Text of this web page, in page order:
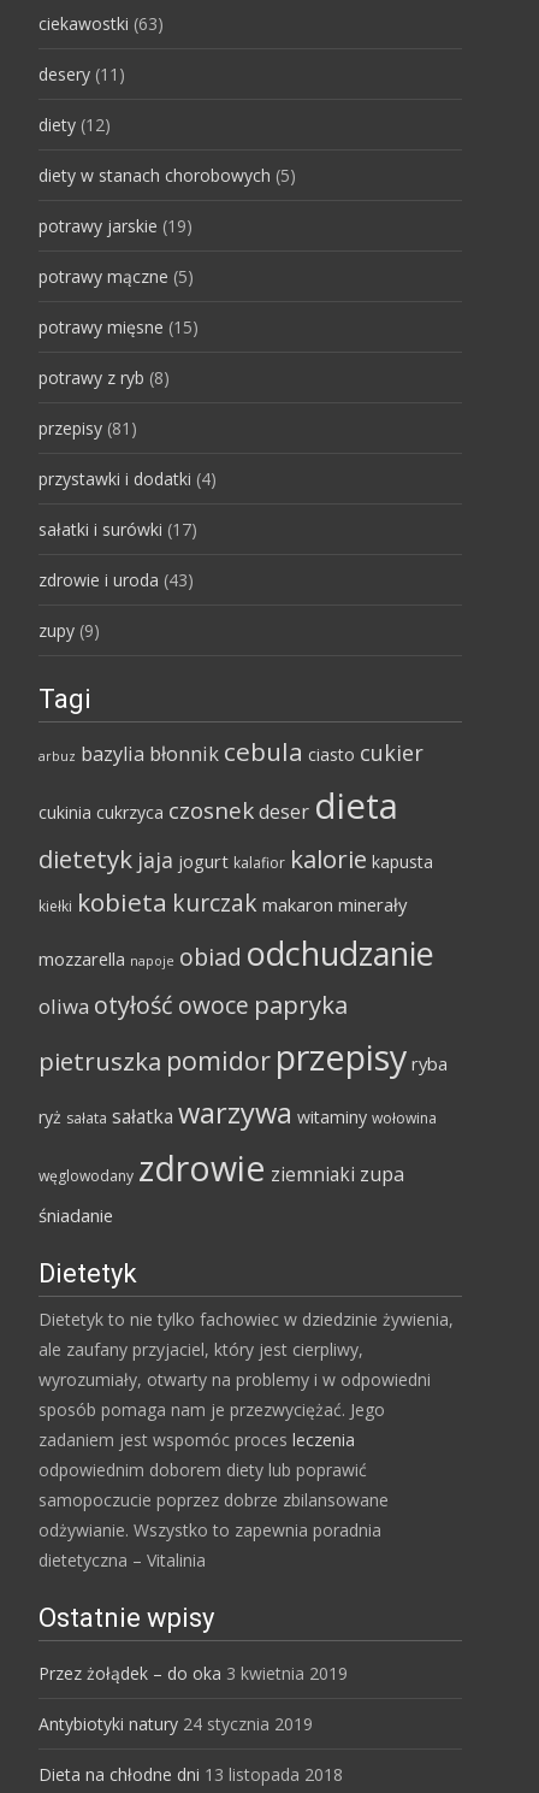
ciekawostki (63)
desery (11)
diety (12)
diety w stanach chorobowych (5)
potrawy jarskie (19)
potrawy mączne (5)
potrawy mięsne (15)
potrawy z ryb (8)
przepisy (81)
przystawki i dodatki (4)
sałatki i surówki (17)
zdrowie i uroda (43)
zupy (9)
Tagi
arbuz bazylia błonnik cebula ciasto cukier
cukinia cukrzyca czosnekdeser dieta
dietetyk jaja jogurt kalafior kalorie kapusta
kiełki kobieta kurczak makaron minerały
mozzarella napoje obiad odchudzanie
oliwa otyłość owoce papryka
pietruszka pomidor przepisy ryba
ryż sałata sałatka warzywa witaminy wołowina
węglowodany zdrowie ziemniaki zupa
śniadanie
Dietetyk
Dietetyk to nie tylko fachowiec w dziedzinie żywienia,
ale zaufany przyjaciel, który jest cierpliwy,
wyrozumiały, otwarty na problemy i w odpowiedni
sposób pomaga nam je przezwyciężać. Jego
zadaniem jest wspomóc proces leczenia
odpowiednim doborem diety lub poprawić
samopoczucie poprzez dobrze zbilansowane
odżywianie. Wszystko to zapewnia poradnia
dietetyczna – Vitalinia
Ostatnie wpisy
Przez żołądek – do oka 3 kwietnia 2019
Antybiotyki natury 24 stycznia 2019
Dieta na chłodne dni 13 listopada 2018